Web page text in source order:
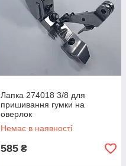
Лапка 274018 3/8 для
пришивання гумки на
оверлок
Немає в наявності
585 ₴